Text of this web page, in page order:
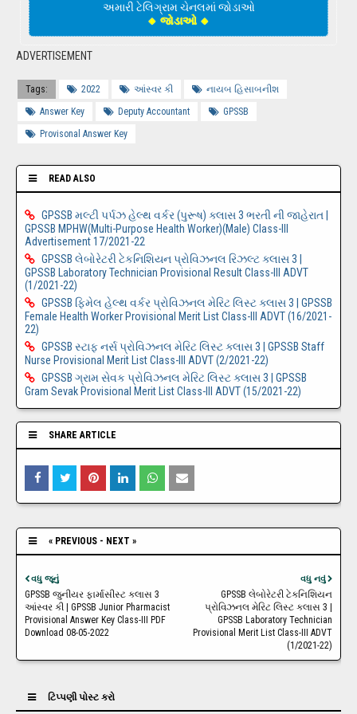
અમારી ટેલિગ્રામ ચેનલમાં જોડાઓ
🔸 જોડાઓ 🔸
ADVERTISEMENT
Tags: 2022 આંસ્વર કી
નાયબ હિસાબનીશ
Answer Key
Deputy Accountant
GPSSB
Provisonal Answer Key
READ ALSO
GPSSB મલ્ટી પર્પઝ હેલ્થ વર્કર (પુરૂષ) ક્લાસ 3 ભરતી ની જાહેરાત |
GPSSB MPHW(Multi-Purpose Health Worker)(Male) Class-III
Advertisement 17/2021-22
GPSSB લેબોરેટરી ટેકનિશિયન પ્રોવિઝનલ રિઝલ્ટ ક્લાસ 3 |
GPSSB Laboratory Technician Provisional Result Class-III ADVT
(1/2021-22)
GPSSB ફિમેલ હેલ્થ વર્કર પ્રોવિઝનલ મેરિટ લિસ્ટ ક્લાસ 3 | GPSSB
Female Health Worker Provisional Merit List Class-III ADVT (16/2021-
22)
GPSSB સ્ટાફ નર્સ પ્રોવિઝનલ મેરિટ લિસ્ટ ક્લાસ 3 | GPSSB Staff
Nurse Provisional Merit List Class-III ADVT (2/2021-22)
GPSSB ગ્રામ સેવક પ્રોવિઝનલ મેરિટ લિસ્ટ ક્લાસ 3 | GPSSB
Gram Sevak Provisional Merit List Class-III ADVT (15/2021-22)
SHARE ARTICLE
Face
book
Twitt
er
. . . .
« PREVIOUS - NEXT »
વધુ નવું
GPSSB લેબોરેટરી ટેકનિશિયન
પ્રોવિઝનલ મેરિટ લિસ્ટ ક્લાસ 3 |
GPSSB Laboratory Technician
Provisional Merit List Class-III ADVT
(1/2021-22)
વધુ જૂનું
GPSSB જુનીયર ફાર્માસીસ્ટ ક્લાસ 3
આંસ્વર કી | GPSSB Junior Pharmacist
Provisional Answer Key Class-III PDF
Download 08-05-2022
ટિપ્પણી પોસ્ટ કરો